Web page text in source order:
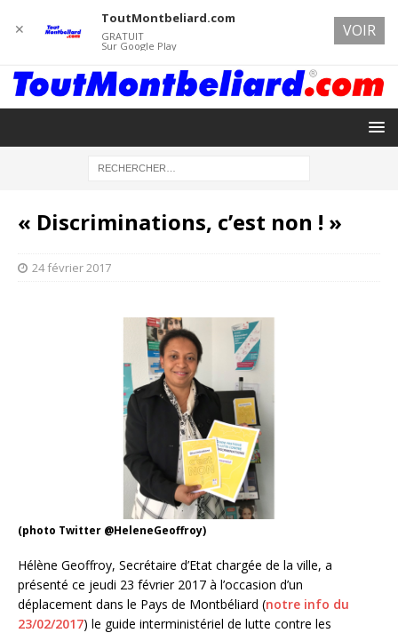
« Discriminations, c’est non ! »
24 février 2017
(photo Twitter @HeleneGeoffroy)
Hélène Geoffroy, Secrétaire d’Etat chargée de la ville, a
présenté ce jeudi 23 février 2017 à l’occasion d’un
déplacement dans le Pays de Montbéliard (notre info du
23/02/2017) le guide interministériel de lutte contre les
✕
ToutMontbeliard.com
GRATUIT
Sur Google Play
VOIR